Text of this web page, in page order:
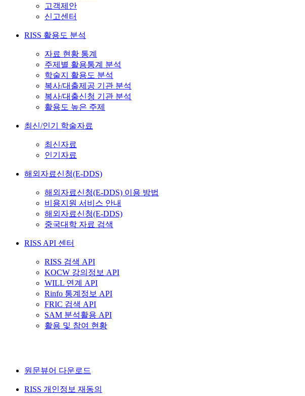
고객제안
신고센터
RISS 활용도 분석
자료 현황 통계
주제별 활용통계 분석
학술지 활용도 분석
복사/대출제공 기관 분석
복사/대출신청 기관 분석
활용도 높은 주제
최신/인기 학술자료
최신자료
인기자료
해외자료신청(E-DDS)
해외자료신청(E-DDS) 이용 방법
비용지원 서비스 안내
해외자료신청(E-DDS)
중국대학 자료 검색
RISS API 센터
RISS 검색 API
KOCW 강의정보 API
WILL 연계 API
Rinfo 통계정보 API
FRIC 검색 API
SAM 분석활용 API
활용 및 참여 현황
원문뷰어 다운로드
RISS 개인정보 재동의